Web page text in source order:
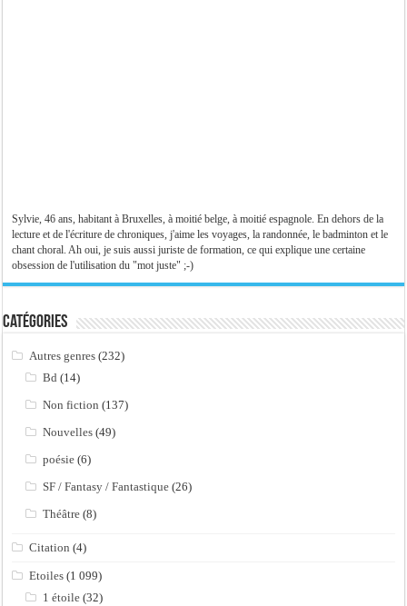
Sylvie, 46 ans, habitant à Bruxelles, à moitié belge, à moitié espagnole. En dehors de la
lecture et de l'écriture de chroniques, j'aime les voyages, la randonnée, le badminton et le
chant choral. Ah oui, je suis aussi juriste de formation, ce qui explique une certaine
obsession de l'utilisation du "mot juste" ;-)
Catégories
Autres genres (232)
Bd (14)
Non fiction (137)
Nouvelles (49)
poésie (6)
SF / Fantasy / Fantastique (26)
Théâtre (8)
Citation (4)
Etoiles (1 099)
1 étoile (32)